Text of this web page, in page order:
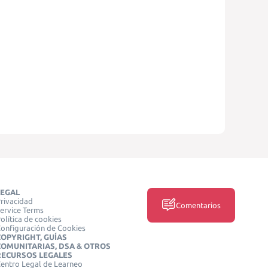
Terms
de cookies
de Cookies
GUÍAS
DSA & OTROS
LEGALES
Legal de Learneo
Comentarios